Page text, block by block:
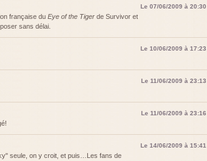
Le 07/06/2009 à 20:30
française du Eye of the Tiger de Survivor et
sans délai.
Le 10/06/2009 à 17:23
Le 11/06/2009 à 23:13
Le 11/06/2009 à 23:16
Le 14/06/2009 à 15:41
seule, on y croit, et puis…Les fans de